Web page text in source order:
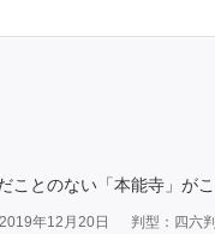
とのない「本能寺」がこ
年12月20日 判型：四六判